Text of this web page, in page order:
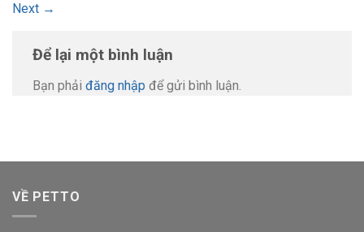
Next →
Để lại một bình luận
Bạn phải đăng nhập để gửi bình luận.
VỀ PETTO